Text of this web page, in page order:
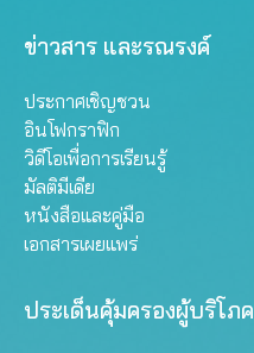
ข่าวสาร และรณรงค์
ประกาศเชิญชวน
อินโฟกราฟิก
วิดีโอเพื่อการเรียนรู้
มัลติมีเดีย
หนังสือและคู่มือ
เอกสารเผยแพร่
ประเด็นคุ้มครองผู้บริโภค